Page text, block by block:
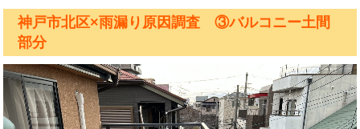
神戸市北区×雨漏り原因調査 ③バルコニー土間
部分